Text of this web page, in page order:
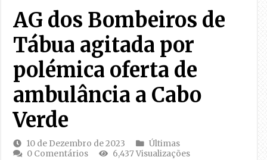
AG dos Bombeiros de
Tábua agitada por
polémica oferta de
ambulância a Cabo
Verde
10 de Dezembro de 2023
Últimas
0 Comentários
6,437 Visualizações